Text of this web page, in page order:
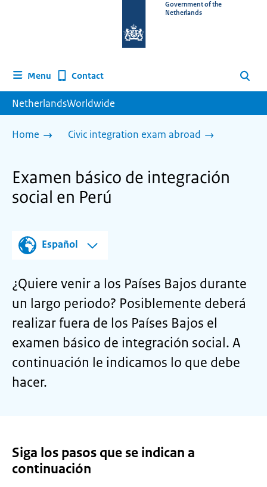
homepage
Government of the
Netherlands
Menu Contact Search
NetherlandsWorldwide
Home Civic integration exam abroad
Examen básico de integración
social en Perú
Español
¿Quiere venir a los Países Bajos durante
un largo periodo? Posiblemente deberá
realizar fuera de los Países Bajos el
examen básico de integración social. A
continuación le indicamos lo que debe
hacer.
Siga los pasos que se indican a
continuación